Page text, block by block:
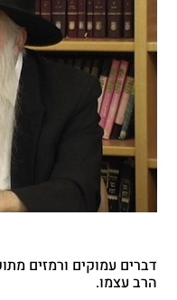
דברים עמוקים ורמזים
הרב עצמו.